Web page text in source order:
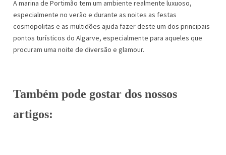
A marina de Portimão tem um ambiente realmente luxuoso,
especialmente no verão e durante as noites as festas
cosmopolitas e as multidões ajuda fazer deste um dos principais
pontos turísticos do Algarve, especialmente para aqueles que
procuram uma noite de diversão e glamour.
Também pode gostar dos nossos
artigos: